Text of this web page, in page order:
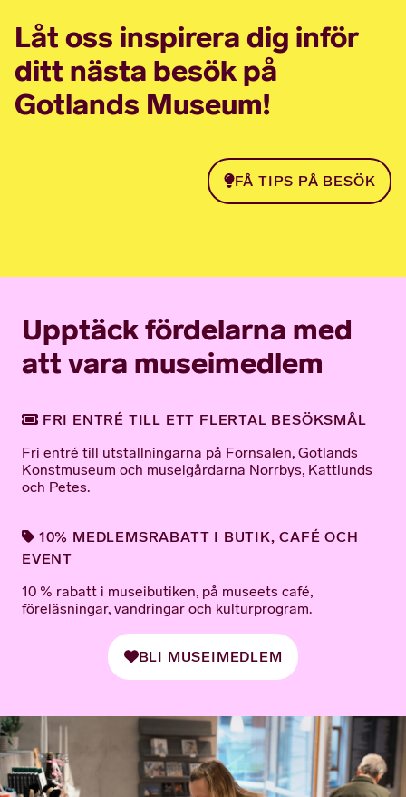
Låt oss inspirera dig inför
ditt nästa besök på
Gotlands Museum!
FÅ TIPS PÅ BESÖK
Upptäck fördelarna med
att vara museimedlem
FRI ENTRÉ TILL ETT FLERTAL BESÖKSMÅL
Fri entré till utställningarna på Fornsalen, Gotlands
Konstmuseum och museigårdarna Norrbys, Kattlunds
och Petes.
10% MEDLEMSRABATT I BUTIK, CAFÉ OCH
EVENT
10 % rabatt i museibutiken, på museets café,
föreläsningar, vandringar och kulturprogram.
BLI MUSEIMEDLEM